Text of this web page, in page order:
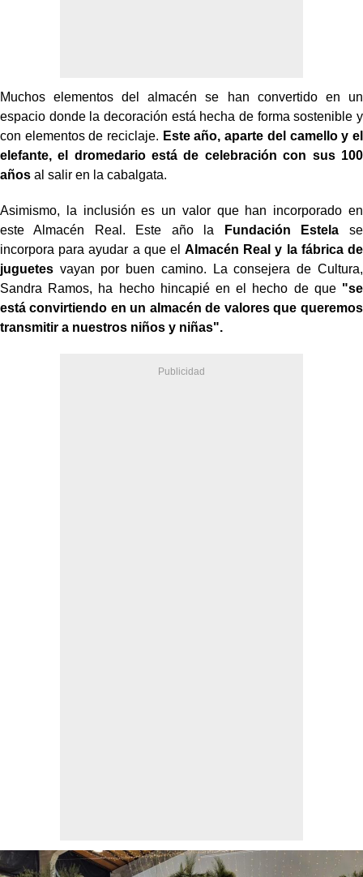
Muchos elementos del almacén se han convertido en un
espacio donde la decoración está hecha de forma sostenible y
con elementos de reciclaje. Este año, aparte del camello y el
elefante, el dromedario está de celebración con sus 100
años al salir en la cabalgata.
Asimismo, la inclusión es un valor que han incorporado en
este Almacén Real. Este año la
Fundación Estela se
incorpora para ayudar a que elAlmacén Real y la fábrica de
juguetes vayan por buen camino. La consejera de Cultura,
Sandra Ramos, ha hecho hincapié en el hecho de que "se
está convirtiendo en un almacén de valores que queremos
transmitir a nuestros niños y niñas".